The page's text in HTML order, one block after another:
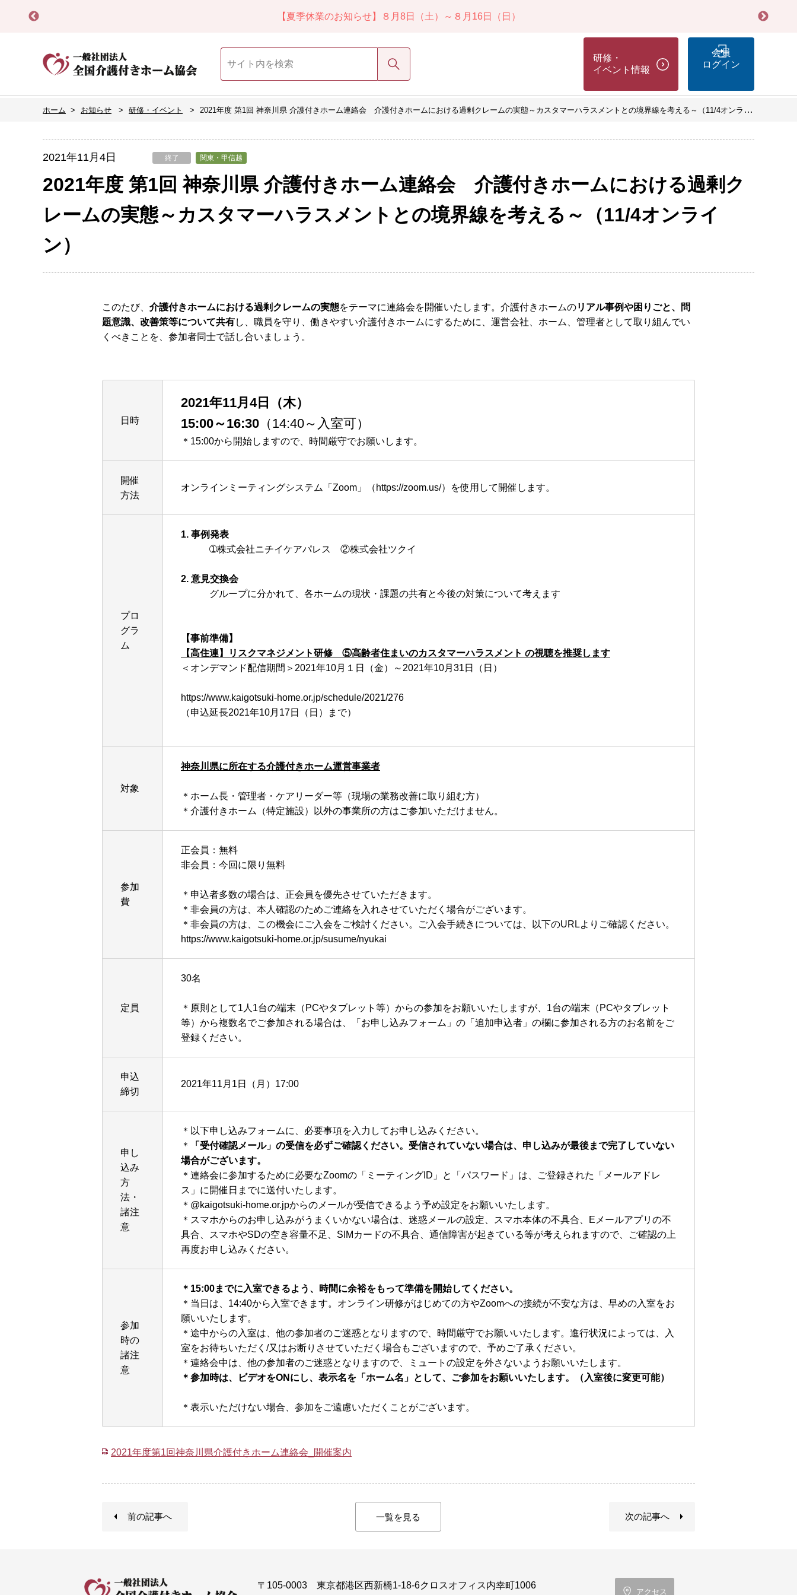
【夏季休業のお知らせ】８月8日（土）～８月16日（日）
検索
研修・
イベント情報
会員
ログイン
ホーム お知らせ 研修・イベント 2021年度 第1回 神奈川県 介護付きホーム連絡会 介護付きホームにおける過剰クレームの実態～カスタマーハラスメントとの境界線を考える～（11/4オンライン）
2021年11月4日 終了 関東・甲信越
2021年度 第1回 神奈川県 介護付きホーム連絡会 介護付きホームにおける過剰ク
レームの実態～カスタマーハラスメントとの境界線を考える～（11/4オンライ
ン）
このたび、 介護付きホームにおける過剰クレームの実態をテーマに連絡会を開催いたします。介護付きホームのリアル事例や困りごと、問
題意識、改善策等について共有し、職員を守り、働きやすい介護付きホームにするために、運営会社、ホーム、管理者として取り組んでい
くべきことを、参加者同士で話し合いましょう。
日時
2021年11月4日（木）
15:00～16:30 （14:40～入室可）
＊15:00から開始しますので、時間厳守でお願いします。
開催
方法
オンラインミーティングシステム「Zoom」（ https://zoom.us/）を使用して開催します。
プロ
グラ
ム
1. 事例発表
➀株式会社ニチイケアパレス ②株式会社ツクイ
2. 意見交換会
グループに分かれて、各ホームの現状・課題の共有と今後の対策について考えます
【事前準備】
【高住連】リスクマネジメント研修 ⑤高齢者住まいのカスタマーハラスメント の視聴を推奨します
＜オンデマンド配信期間＞2021年10月１日（金）～2021年10月31日（日）
https://www.kaigotsuki-home.or.jp/schedule/2021/276
（申込延長2021年10月17日（日）まで）
対象
神奈川県に所在する介護付きホーム運営事業者
＊ホーム長・管理者・ケアリーダー等（現場の業務改善に取り組む方）
＊介護付きホーム（特定施設）以外の事業所の方はご参加いただけません。
参加
費
正会員：無料
非会員：今回に限り無料
＊申込者多数の場合は、正会員を優先させていただきます。
＊非会員の方は、本人確認のためご連絡を入れさせていただく場合がございます。
＊非会員の方は、この機会にご入会をご検討ください。ご入会手続きについては、以下のURLよりご確認ください。
https://www.kaigotsuki-home.or.jp/susume/nyukai
定員
30名
＊原則として1人1台の端末（PCやタブレット等）からの参加をお願いいたしますが、1台の端末（PCやタブレット
等）から複数名でご参加される場合は、「お申し込みフォーム」の「追加申込者」の欄に参加される方のお名前をご
登録ください。
申込
締切
2021年11月1日（月）17:00
申し
込み
方
法・
諸注
意
＊以下申し込みフォームに、必要事項を入力してお申し込みください。
＊
「受付確認メール」の受信を必ずご確認ください。受信されていない場合は、申し込みが最後まで完了していない
場合がございます。
＊連絡会に参加するために必要なZoomの「ミーティングID」と「パスワード」は、ご登録された「メールアドレ
ス」に開催日までに送付いたします。
＊@kaigotsuki-home.or.jpからのメールが受信できるよう予め設定をお願いいたします。
＊スマホからのお申し込みがうまくいかない場合は、迷惑メールの設定、スマホ本体の不具合、Eメールアプリの不
具合、スマホやSDの空き容量不足、SIMカードの不具合、通信障害が起きている等が考えられますので、ご確認の上
再度お申し込みください。
参加
時の
諸注
意
＊15:00までに入室できるよう、時間に余裕をもって準備を開始してください。
＊当日は、14:40から入室できます。オンライン研修がはじめての方やZoomへの接続が不安な方は、早めの入室をお
願いいたします。
＊途中からの入室は、他の参加者のご迷惑となりますので、時間厳守でお願いいたします。進行状況によっては、入
室をお待ちいただく/又はお断りさせていただく場合もございますので、予めご了承ください。
＊連絡会中は、他の参加者のご迷惑となりますので、ミュートの設定を外さないようお願いいたします。
＊参加時は、ビデオをONにし、表示名を「ホーム名」として、ご参加をお願いいたします。（入室後に変更可能）
＊表示いただけない場合、参加をご遠慮いただくことがございます。
2021年度第1回神奈川県介護付きホーム連絡会_開催案内
前の記事へ 一覧を見る 次の記事へ
〒105-0003 東京都港区西新橋1-18-6クロスオフィス内幸町1006
アクセス